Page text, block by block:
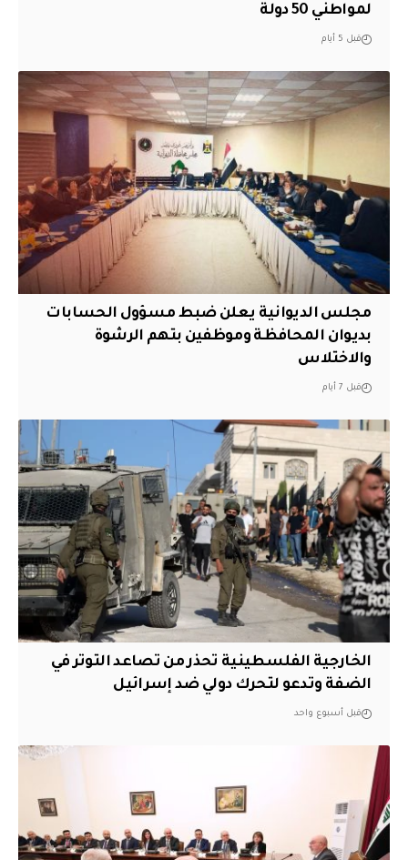
لمواطني 50 دولة
قبل 5 أيام
مجلس الديوانية يعلن ضبط مسؤول الحسابات
بديوان المحافظة وموظفين بتهم الرشوة
والاختلاس
قبل 7 أيام
الخارجية الفلسطينية تحذر من تصاعد التوتر في
الضفة وتدعو لتحرك دولي ضد إسرائيل
قبل أسبوع واحد